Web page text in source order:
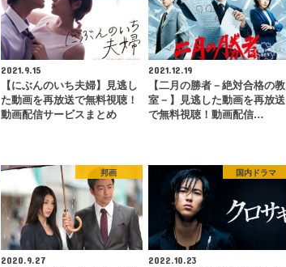
2021.9.15
【にぶんのいち夫婦】見逃し
た動画を再放送で無料視聴！
動画配信サービスまとめ
2021.12.19
【二月の勝者－絶対合格の教
室－】見逃した動画を再放送
で無料視聴！動画配信…
邦画
2020.9.27
国内ドラマ
2022.10.23